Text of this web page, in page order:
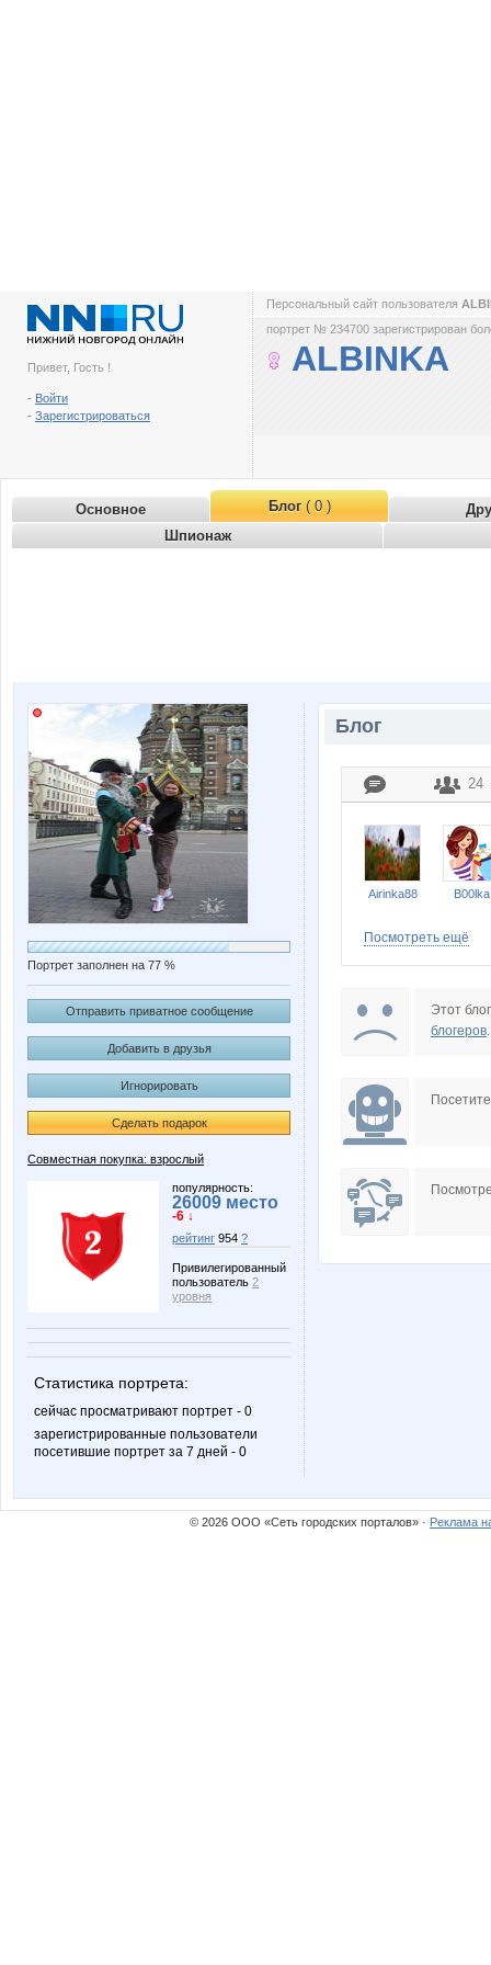
Привет, Гость !
- Войти
- Зарегистрироваться
Персональный сайт пользователя
портрет № 234700 зарегистрирован
ALBINKA
Основное Блог( 0 )
Шпионаж
Портрет заполнен на 77 %
Отправить приватное сообщение
Добавить в друзья
Игнорировать
Сделать подарок
Совместная покупка: взрослый
популярность:
26009 место
-6 ↓
рейтинг 954 ?
Привилегированный
пользователь 2
уровня
Статистика портрета:
сейчас просматривают портрет - 0
зарегистрированные пользователи
посетившие портрет за 7 дней - 0
Блог
24
Airinka88 B00lka
markiza78
ДЖИНСА
Посмотреть ещё
Этот
блогеров.
© 2026 ООО «Сеть городских порталов» · Реклама